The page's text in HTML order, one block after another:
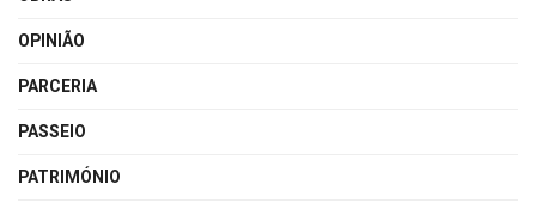
OPINIÃO
PARCERIA
PASSEIO
PATRIMÓNIO